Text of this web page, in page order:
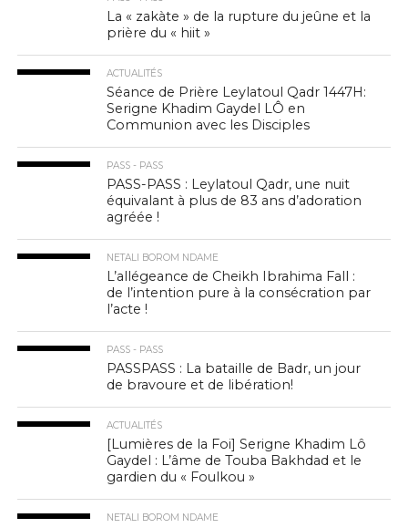
La « zakàte » de la rupture du jeûne et la
prière du « hiit »
ACTUALITÉS
Séance de Prière Leylatoul Qadr 1447H:
Serigne Khadim Gaydel LÔ en
Communion avec les Disciples
PASS - PASS
PASS-PASS : Leylatoul Qadr, une nuit
équivalant à plus de 83 ans d’adoration
agréée !
NETALI BOROM NDAME
L’allégeance de Cheikh Ibrahima Fall :
de l’intention pure à la consécration par
l’acte !
PASS - PASS
PASSPASS : La bataille de Badr, un jour
de bravoure et de libération!
ACTUALITÉS
[Lumières de la Foi] Serigne Khadim Lô
Gaydel : L’âme de Touba Bakhdad et le
gardien du « Foulkou »
NETALI BOROM NDAME